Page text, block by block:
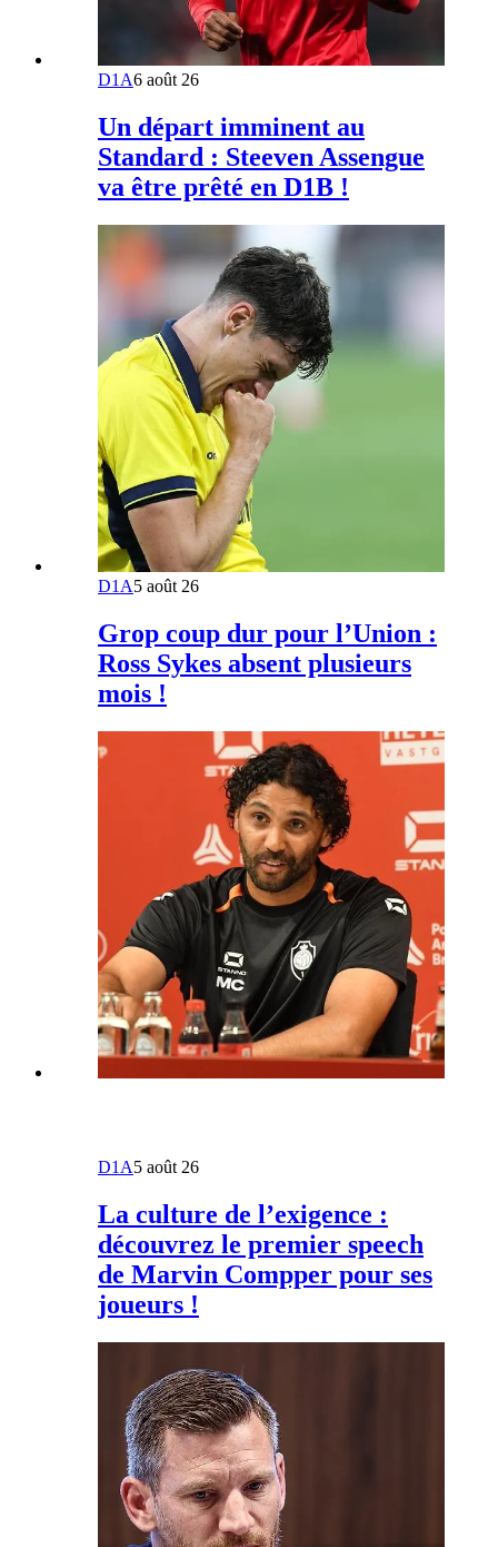
D1A6 août 26
Un départ imminent au
Standard : Steeven Assengue
va être prêté en D1B !
D1A5 août 26
Grop coup dur pour l’Union :
Ross Sykes absent plusieurs
mois !
D1A5 août 26
La culture de l’exigence :
découvrez le premier speech
de Marvin Compper pour ses
joueurs !